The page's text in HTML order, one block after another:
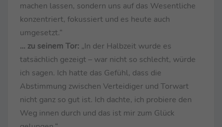
machen lassen, sondern uns auf das Wesentliche
konzentriert, fokussiert und es heute auch
umgesetzt.“
… zu seinem Tor: „In der Halbzeit wurde es
tatsächlich gezeigt – war nicht so schlecht, würde
ich sagen. Ich hatte das Gefühl, dass die
Abstimmung zwischen Verteidiger und Torwart
nicht ganz so gut ist. Ich dachte, ich probiere den
Weg innen durch und das ist mir zum Glück